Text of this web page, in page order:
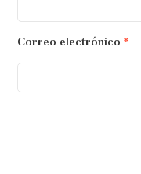
Correo electrónico *